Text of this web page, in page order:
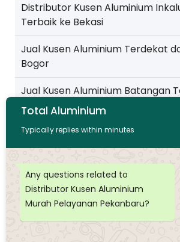
Distributor Kusen Aluminium
Terbaik ke Bekasi
Jual Kusen Aluminium Terdekat
Bogor
Jual Kusen Aluminium Batangan
Pelayanan ke Jakarta
Toko Kusen Aluminium Murah
Wilayah Pemalang
Distributor Kusen Aluminium
Wilayah Purwokerto
Total Aluminium
Typically replies within minutes
Any questions related to
Distributor Kusen Aluminium
Murah Pelayanan Pekanbaru?